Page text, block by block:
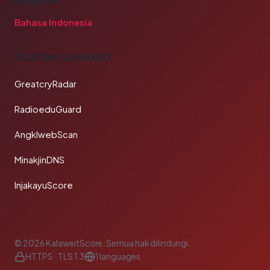
Bahasa Indonesia
TAUTAN SAHABAT
GreatcryRadar
RadioeduGuard
AngklwebScan
MinakjinDNS
InjakayuScore
© 2026 KalaweitScore. Semua hak dilindungi.
HTTPS · TLS 1.3
1 languages